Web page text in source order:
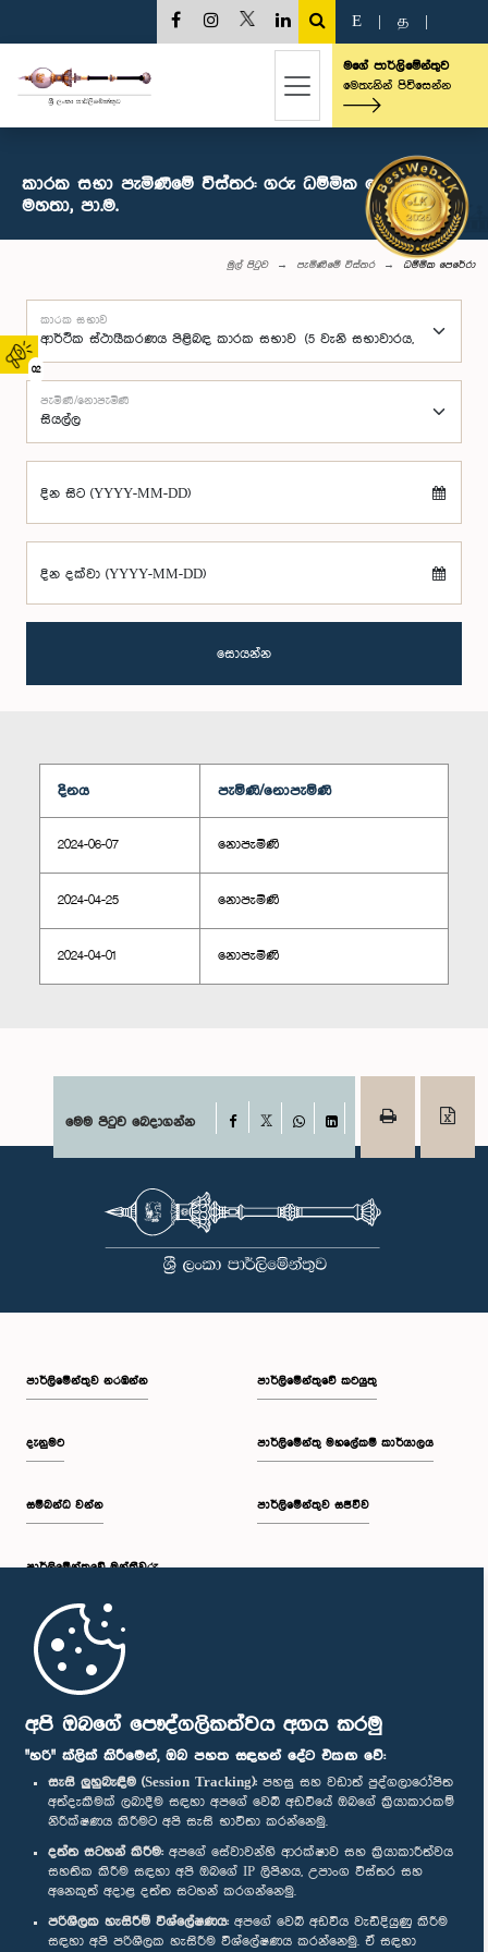
අපි ඔබගේ පෞද්ගලිකත්වය අගය කරමු
"හරි" ක්ලික් කිරීමෙන්, ඔබ පහත සඳහන් දේට එකඟ වේ:
සැසි ලුහුබැඳීම (Session Tracking): පහසු සහ වඩාත් පුද්ගලාරෝපිත
අත්දැකීමක් ලබාදීම සඳහා අපගේ වෙබ් අඩවියේ ඔබගේ ක්‍රියාකාරකම්
නිරීක්ෂණය කිරීමට අපි සැසි භාවිතා කරන්නෙමු.
දත්ත සටහන් කිරීම: අපගේ සේවාවන්හි ආරක්ෂාව සහ ක්‍රියාකාරීත්වය
සහතික කිරීම සඳහා අපි ඔබගේ IP ලිපිනය, උපාංග විස්තර සහ
අනෙකුත් අදාළ දත්ත සටහන් කරගන්නෙමු.
පරිශීලක හැසිරීම් විශ්ලේෂණය: අපගේ වෙබ් අඩවිය වැඩිදියුණු කිරීම
සඳහා අපි පරිශීලක හැසිරීම විශ්ලේෂණය කරන්නෙමු. ඒ සඳහා
02
E த
මගේ පාර්ලිමේන්තුව
මෙතැනින් පිවිසෙන්න
කාරක සභා පැමිණීමේ විස්තර: ගරු ධම්මික පෙරේරා
මහතා, පා.ම.
මුල් පිටුව පැමිණීමේ විස්තර ධම්මික පෙරේරා
කාරක සභාව
පැමිණි/නොපැමිණි
දින සිට (YYYY-MM-DD)
දින දක්වා (YYYY-MM-DD)
සොයන්න
දිනය පැමිණි/නොපැමිණි
2024-06-07 නොපැමිණි
2024-04-25 නොපැමිණි
2024-04-01 නොපැමිණි
මෙම පිටුව බෙදාගන්න Facebook
WhatsAppLinkedIn
පාර්ලි‌මේන්තුව නරඹන්න
දැනුමට
සම්බන්ධ වන්න
පාර්ලි‌මේන්තුවේ මන්ත්‍රීවරු
මුල් පිටුව
පාර්ලිමේන්තුවේ කටයුතු
පාර්ලිමේන්තු මහලේකම් කාර්යාලය
පාර්ලිමේන්තුව සජීවීව
පාර්ලිමේන්තු ජංගම යෙදුම
අප හා සම්බන්ධ වී සිටින්න :
සම්මාන